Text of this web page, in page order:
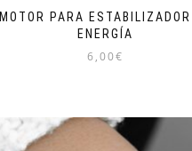
MOTOR PARA ESTABILIZADOR
ENERGÍA
6,00€